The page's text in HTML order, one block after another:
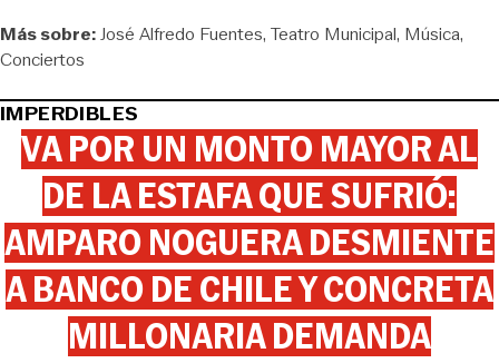
Más sobre:José Alfredo Fuentes Teatro Municipal Música
Conciertos
IMPERDIBLES
VA POR UN MONTO MAYOR AL
DE LA ESTAFA QUE SUFRIÓ:
AMPARO NOGUERA DESMIENTE
A BANCO DE CHILE Y CONCRETA
MILLONARIA DEMANDA